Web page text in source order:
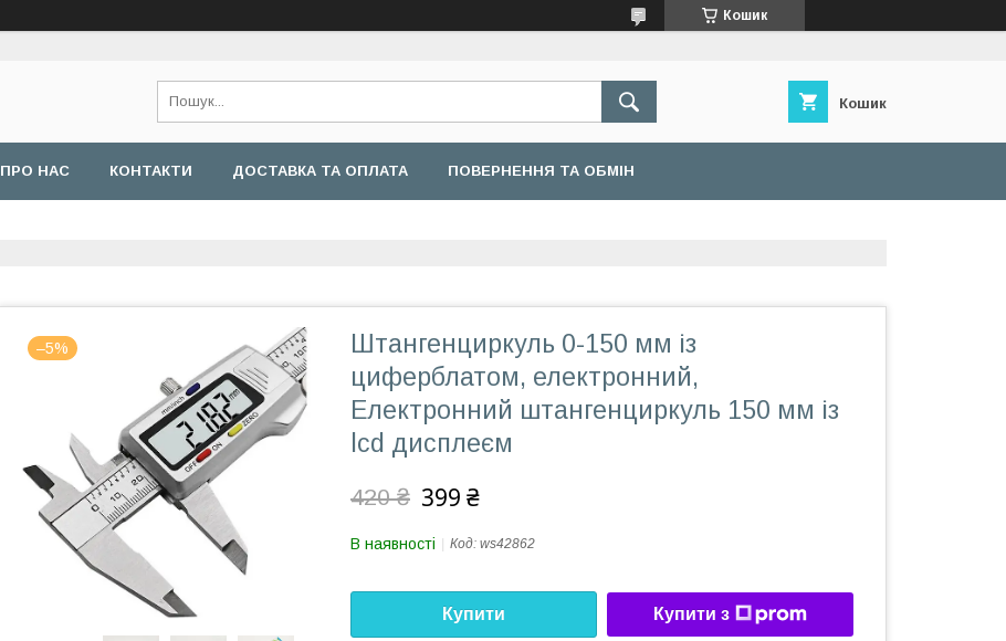
Кошик
Кошик
ПРО НАС КОНТАКТИ ДОСТАВКА ТА ОПЛАТА ПОВЕРНЕННЯ ТА ОБМІН
–5%
Штангенциркуль 0-150 мм із
циферблатом, електронний,
Електронний штангенциркуль 150 мм із
lcd дисплеєм
420 ₴ 399 ₴
В наявності Код: ws42862
Купити Купити з